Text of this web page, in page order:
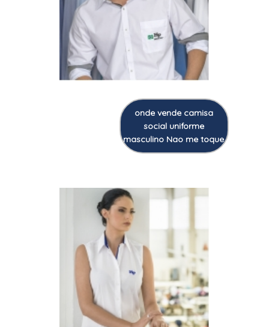
onde vende camisa
social uniforme
masculino Nao me toque